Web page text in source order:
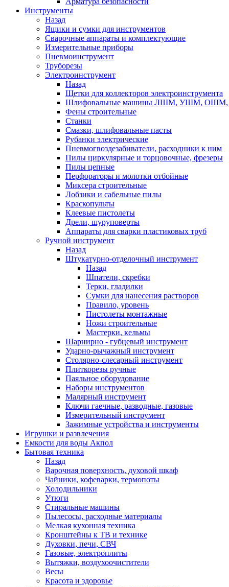
Инструменты
Назад
Ящики и сумки для инструментов
Сварочные аппараты и комплектующие
Измерительные приборы
Пневмоинструмент
Труборезы
Электроинструмент
Назад
Щетки для коллекторов электроинструмента
Шлифовальные машины ЛШМ, УШМ, ОШМ,
Фены строительные
Станки
Смазки, шлифовальные пасты
Рубанки электрические
Пневмогвоздезабиватели, расходники к ним
Пилы циркулярные и торцовочные, фрезеры
Пилы цепные
Перфораторы и молотки отбойные
Миксера строительные
Лобзики и сабельные пилы
Краскопульты
Клеевые пистолеты
Дрели, шуруповерты
Аппараты для сварки пластиковых труб
Ручной инструмент
Назад
Штукатурно-отделочный инструмент
Назад
Шпатели, скребки
Терки, гладилки
Сумки для нанесения растворов
Правило, уровень
Пистолеты монтажные
Ножи строительные
Мастерки, кельмы
Шарнирно - губцевый инструмент
Ударно-рычажный инструмент
Столярно-слесарный инструмент
Плиткорезы ручные
Паяльное оборудование
Наборы инструментов
Малярный инструмент
Ключи гаечные, разводные, газовые
Измерительный инструмент
Зажимные устройства и инструменты
Игрушки и развлечения
Емкости для воды Акпол
Бытовая техника
Назад
Варочная поверхность, духовой шкаф
Чайники, кофеварки, термопоты
Холодильники
Утюги
Стиральные машины
Пылесосы, расходные материалы
Мелкая кухонная техника
Кронштейны к ТВ и технике
Духовки, печи, СВЧ
Газовые, электроплиты
Вытяжки, воздухоочистители
Весы
Красота и здоровье